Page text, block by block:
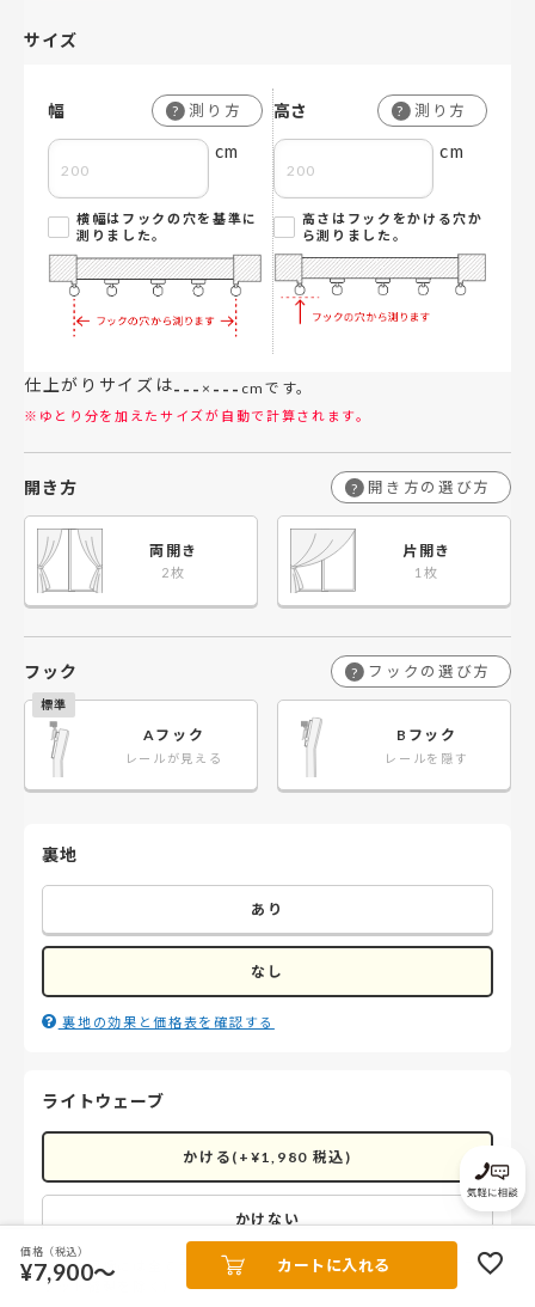
サイズ
幅 ? 測り方
cm
横幅はフックの穴を基準に
測りました。
高さ ? 測り方
cm
高さはフックをかける穴か
ら測りました。
仕上がりサイズは--- × --- cmです。
※ゆとり分を加えたサイズが自動で計算されます。
開き方 ? 開き方の選び方
両開き 片開き
フック ? フックの選び方
Aフック
レールが見える
Bフック
レールを隠す
裏地
あり
なし
裏地の効果と価格表を確認する
ライトウェーブ
かける(+¥1,980 税込)
かけない
※掲載画像には全てライトウェーブ加工を施しております。（フ
ラット縫製を除く）
価格（税込）
¥7,900～ カートに入れる